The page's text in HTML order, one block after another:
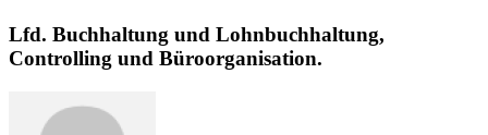
Lfd. Buchhaltung und Lohnbuchhaltung,
Controlling und Büroorganisation.